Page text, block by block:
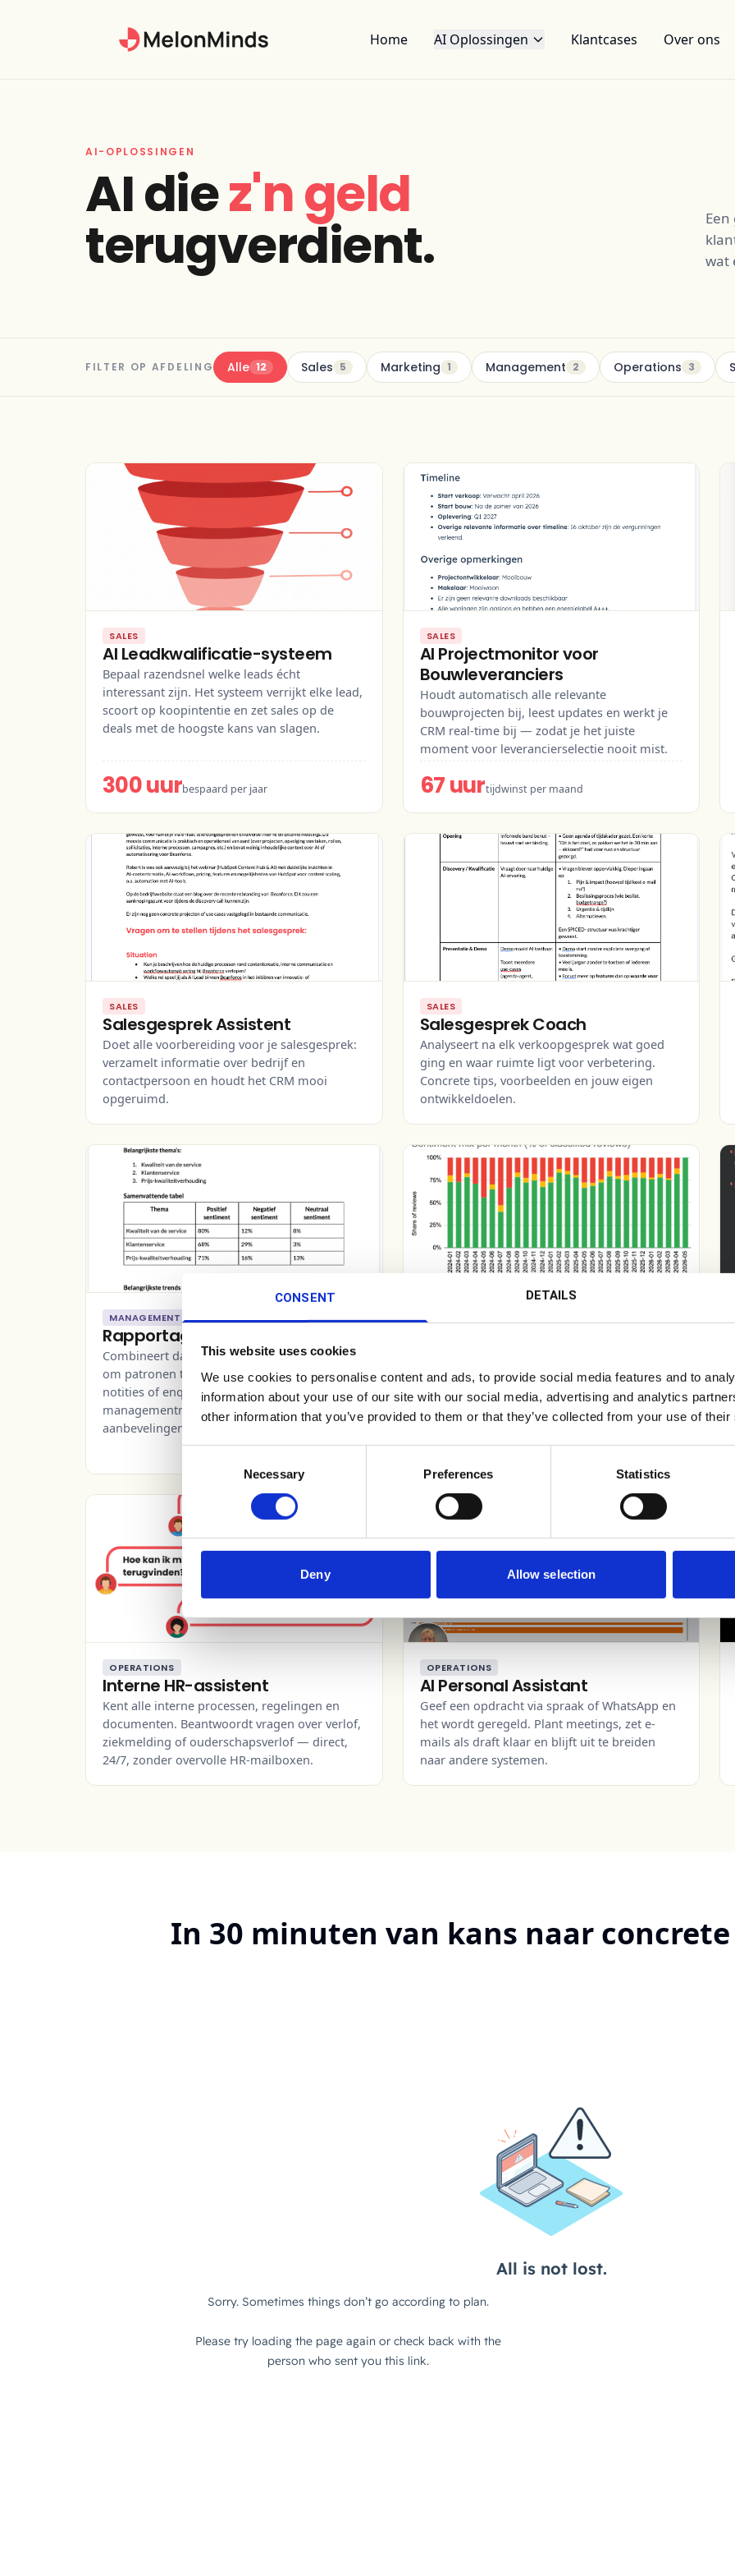
CONSENT DETAILS
This website uses cookies
We use cookies to personalise content and ads, to provide social media features and to
information about your use of our site with our social media, advertising and analytics
other information that you’ve provided to them or that they’ve collected from your use of
Selection
Necessary Preferences Statistics
Deny Allow selection
Home AI Oplossingen Klantcases Over ons
AI-OPLOSSINGEN
AI diez'n geld
terugverdient.
wat
FILTER OP AFDELING Alle 12 Sales 5 Marketing 1 Management 2 Operations 3
SALES
AI Leadkwalificatie-systeem
Bepaal razendsnel welke leads écht
interessant zijn. Het systeem verrijkt elke lead,
scoort op koopintentie en zet sales op de
deals met de hoogste kans van slagen.
300 uurbespaard per jaar
SALES
AI Projectmonitor voor
Bouwleveranciers
Houdt automatisch alle relevante
bouwprojecten bij, leest updates en werkt je
CRM real-time bij — zodat je het juiste
moment voor leverancierselectie nooit mist.
67 uurtijdwinst per maand
SALES
Salesgesprek Assistent
Doet alle voorbereiding voor je salesgesprek:
verzamelt informatie over bedrijf en
contactpersoon en houdt het CRM mooi
opgeruimd.
SALES
Salesgesprek Coach
Analyseert na elk verkoopgesprek wat goed
ging en waar ruimte ligt voor verbetering.
Concrete tips, voorbeelden en jouw eigen
ontwikkeldoelen.
MANAGEMENT
Rapportage met AI
Combineert data-analyse en tekstherkenning
om patronen te ontdekken in gesprekken,
notities of enquêtes. Ontvang een helder
managementrapport met thema's, trends en
aanbevelingen.
MANAGEMENT
systemen en bekende online bronnen, slaat ze
op in een database, visualiseert de data en zet
sentiment om in concrete management-acties.
OPERATIONS
Interne HR-assistent
Kent alle interne processen, regelingen en
documenten. Beantwoordt vragen over verlof,
ziekmelding of ouderschapsverlof — direct,
24/7, zonder overvolle HR-mailboxen.
VIDEO
OPERATIONS
AI Personal Assistant
Geef een opdracht via spraak of WhatsApp en
het wordt geregeld. Plant meetings, zet e-
mails als draft klaar en blijft uit te breiden
naar andere systemen.
In 30 minuten van kans naar concrete